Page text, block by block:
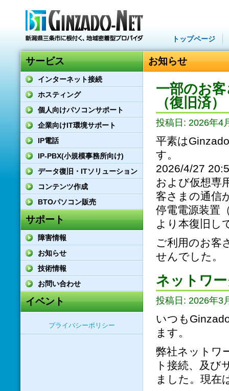
トップページ
サービス
インターネット接続
ホスティング
個人向けパソコンサポート
企業向けIT環境サポート
IP電話
IP-PBX(小規模事務所向け)
データ復旧・ITソリューション
コンテンツ作成
BTOパソコン販売
サポート
障害情報
お知らせ
技術情報
お問い合わせ
イベント
プライバシーポリシー
お知らせ
一部のお
（復旧済）
投稿日: 2026年4
平素は
す。
2026/4/27
および仮想専
客さまの通信
停電電源装置
より本復旧し
ご利用のお客
せんでした。
ネットワ
投稿日: 2026年3
いつも
ます。
弊社ネットワ
ト接続、及び
ました。現在